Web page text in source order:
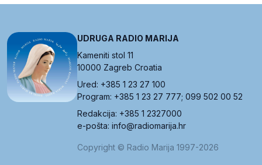
UDRUGA RADIO MARIJA
Kameniti stol 11
10000 Zagreb Croatia
Ured: +385 1 23 27 100
Program: +385 1 23 27 777; 099 502 00 52
Redakcija: +385 1 2327000
e-pošta: info@radiomarija.hr
Copyright © Radio Marija 1997-2026